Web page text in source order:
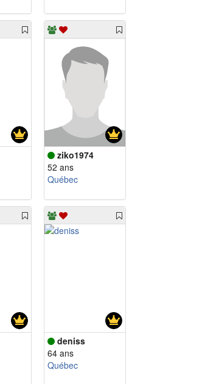
ziko1974
52 ans
Québec
deniss
64 ans
Québec